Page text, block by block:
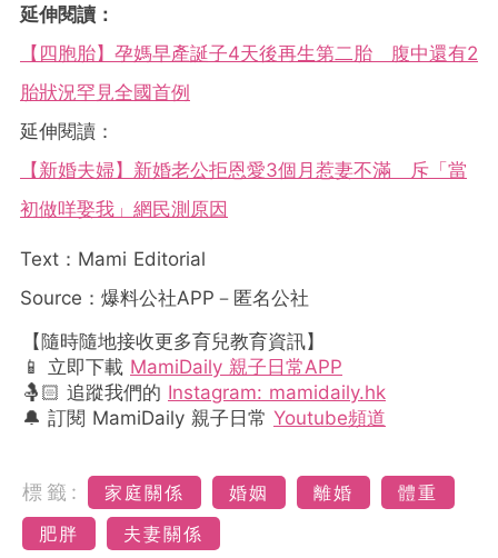
延伸閱讀：
【四胞胎】孕媽早產誕子4天後再生第二胎 腹中還有2
胎狀況罕見全國首例
延伸閱讀：
【新婚夫婦】新婚老公拒恩愛3個月惹妻不滿 斥「當
初做咩娶我」網民測原因
Text：Mami Editorial
Source：爆料公社APP－匿名公社
【隨時隨地接收更多育兒教育資訊】
📱 立即下載 MamiDaily 親子日常APP
🤱🏻 追蹤我們的 Instagram: mamidaily.hk
🔔 訂閱 MamiDaily 親子日常 Youtube頻道
標籤: 家庭關係 婚姻 離婚
體重
肥胖
夫妻關係